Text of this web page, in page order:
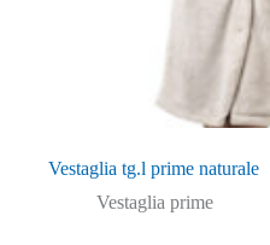
Vestaglia tg.l prime naturale
Vestaglia prime